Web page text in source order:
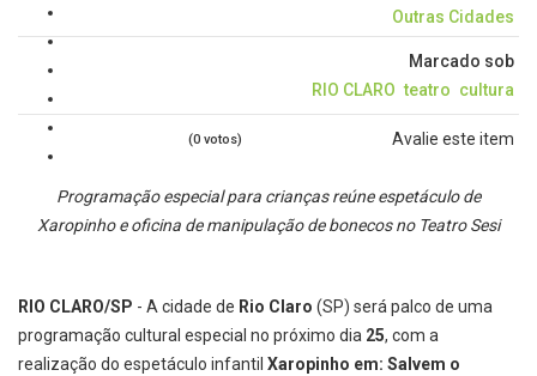
Outras Cidades
Marcado sob
RIO CLARO teatro cultura
Avalie este item
(0 votos)
Programação especial para crianças reúne espetáculo de
Xaropinho e oficina de manipulação de bonecos no Teatro Sesi
RIO CLARO/SP - A cidade de Rio Claro (SP) será palco de uma
programação cultural especial no próximo dia 25, com a
realização do espetáculo infantil Xaropinho em: Salvem o